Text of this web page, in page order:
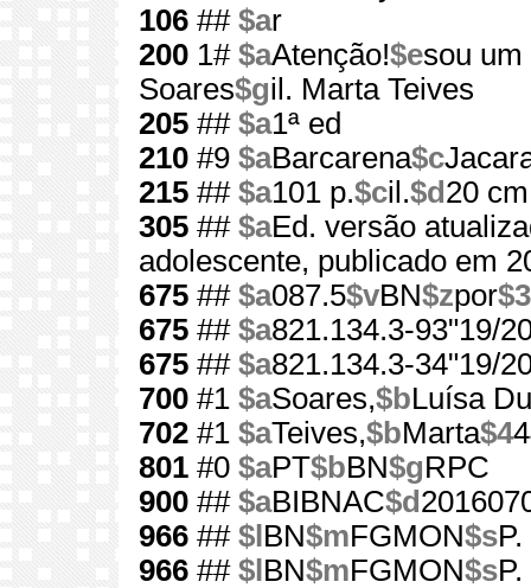
106 ## $ar
200 1# $aAtenção!$esou um
Soares$gil. Marta Teives
205 ## $a1ª ed
210 #9 $aBarcarena$c
215 ## $a101 p.$cil.$d 20 cm
305 ## $aEd. versão
adolescente, publicado em
675 ## $a087.5$vBN$zpor$3
675 ## $a821.134.3-93"19/
675 ## $a821.134.3-34"19/
700 #1 $aSoares,$bLuísa
702 #1 $aTeives,$bMarta$4
801 #0 $aPT$bBN$gRPC
900 ## $aBIBNAC$d
966 ## $l BN$mFGMON$s
966 ## $l BN$mFGMON$s